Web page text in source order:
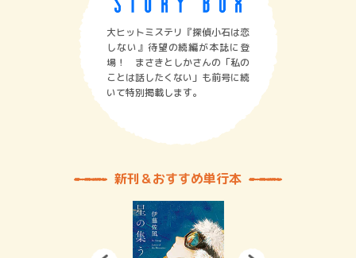
大ヒットミステリ『探偵小石は恋
しない』待望の続編が本誌に登
場！ まさきとしかさんの「私の
ことは話したくない」も前号に続
いて特別掲載します。
新刊＆おすすめ単行本